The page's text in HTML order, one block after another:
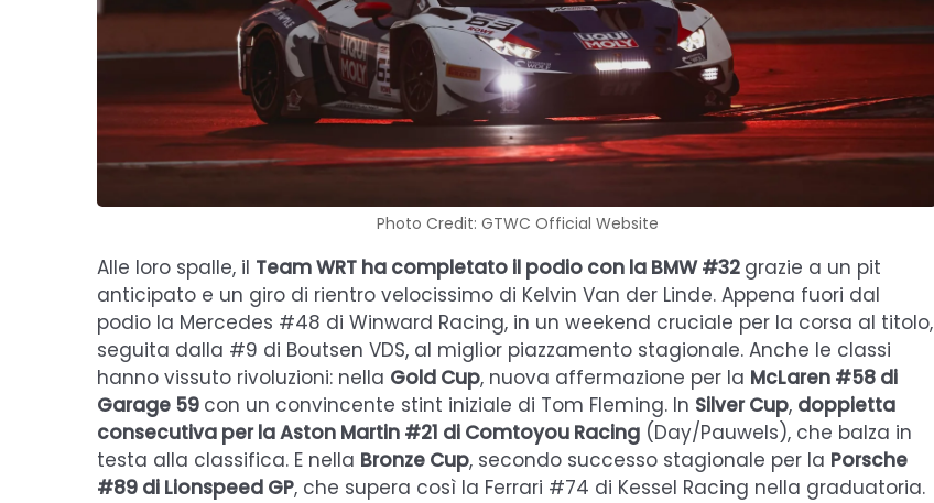
Photo Credit: GTWC Official Website
Alle loro spalle, il Team WRT ha completato il podio con la BMW #32 grazie a un pit
anticipato e un giro di rientro velocissimo di Kelvin Van der Linde. Appena fuori dal
podio la Mercedes #48 di Winward Racing, in un weekend cruciale per la corsa al titolo,
seguita dalla #9 di Boutsen VDS, al miglior piazzamento stagionale. Anche le classi
hanno vissuto rivoluzioni: nella Gold Cup, nuova affermazione per la McLaren #58 di
Garage 59 con un convincente stint iniziale di Tom Fleming. In Silver Cup, doppietta
consecutiva per la Aston Martin #21 di Comtoyou Racing (Day/Pauwels), che balza in
testa alla classifica. E nella Bronze Cup, secondo successo stagionale per la Porsche
#89 di Lionspeed GP, che supera così la Ferrari #74 di Kessel Racing nella graduatoria.